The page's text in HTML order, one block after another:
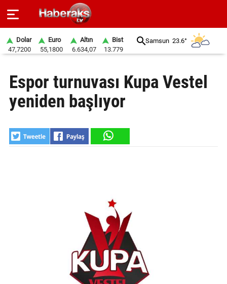
SPOR
YAŞAM
EKONOMİ
Dolar
47,7200
Euro
55,1800
Altın
6.634,07
Bist
13.779
Samsun 23.6°
Espor turnuvası Kupa Vestel
yeniden başlıyor